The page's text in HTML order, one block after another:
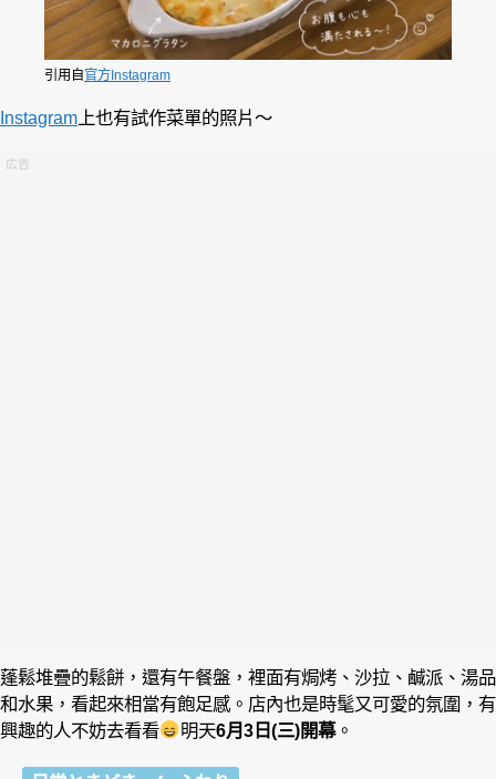
引用自 官方Instagram
Instagram 上也有試作菜單的照片～
蓬鬆堆疊的鬆餅，還有午餐盤，裡面有焗烤、沙拉、鹹派、湯品
和水果，看起來相當有飽足感。店內也是時髦又可愛的氛圍，有
興趣的人不妨去看看
明天6月3日(三)開幕。